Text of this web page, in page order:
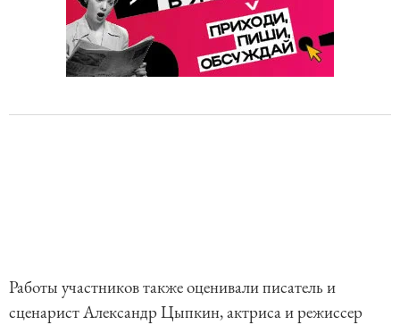
Работы участников также оценивали писатель и
сценарист Александр Цыпкин, актриса и режиссер